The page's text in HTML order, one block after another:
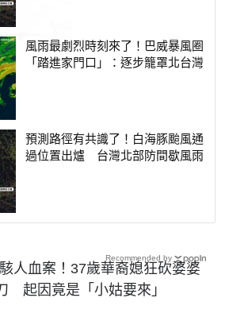
風雨最劇烈時刻來了！巴威暴風圈
「踏進家門口」：逐步籠罩北台灣
預測路徑有共識了！白海豚颱風通
過位置出爐 台灣北部防間歇風雨
人血案！37歲華裔媳狂砍婆婆
起因竟是「小姑要來」
Recommended by